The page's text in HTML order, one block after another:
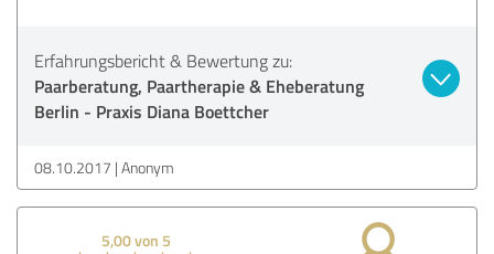
Erfahrungsbericht & Bewertung zu:
Paarberatung, Paartherapie & Eheberatung
Berlin - Praxis Diana Boettcher
08.10.2017 Anonym
5,00 von 5